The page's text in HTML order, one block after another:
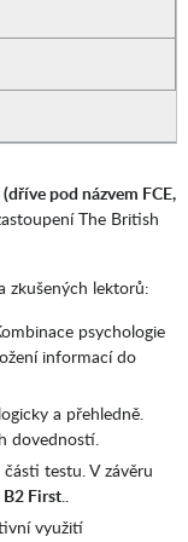
pod názvem FCE,
The British
zkušených lektorů:
psychologie
informací do
a přehledně.
dovedností.
testu. V závěru
B2 First..
využití